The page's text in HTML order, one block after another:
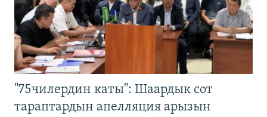
"75чилердин каты": Шаардык сот
тараптардын апелляция арызын